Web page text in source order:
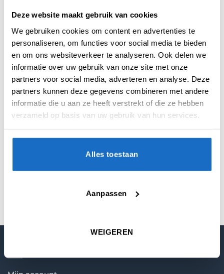
Deze website maakt gebruik van cookies
We gebruiken cookies om content en advertenties te
personaliseren, om functies voor social media te bieden
en om ons websiteverkeer te analyseren. Ook delen we
informatie over uw gebruik van onze site met onze
partners voor social media, adverteren en analyse. Deze
partners kunnen deze gegevens combineren met andere
informatie die u aan ze heeft verstrekt of die ze hebben
verzameld op basis van uw gebruik van hun services.
Alles toestaan
Aanpassen
WEIGEREN
AANVULLENDE INFORMATIE
BEOORDELINGEN (0)